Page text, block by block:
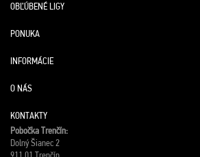
OBĽÚBENÉ LIGY
PONUKA
INFORMÁCIE
O NÁS
KONTAKTY
Pobočka Trenčín:
Dolný Šianec 2